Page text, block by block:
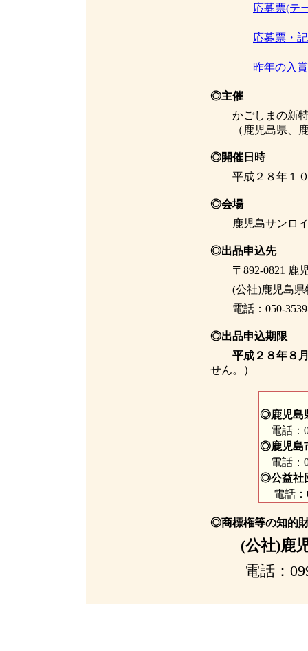
応募票(テ
応募票・
昨年の入
◎主催
かごしまの新特
（鹿児島県、鹿
◎開催日時
平成２８年１０
◎会場
鹿児島サンロイ
◎出品申込先
〒892-0821 鹿
(公社)鹿児島県
電話：050-3539-
◎出品申込期限
平成２８年８月
せん。）
◎鹿児島
電話：
◎鹿児島
電話：
◎公益社
電話：
◎商標権等の知的
(公社)鹿児
電話：